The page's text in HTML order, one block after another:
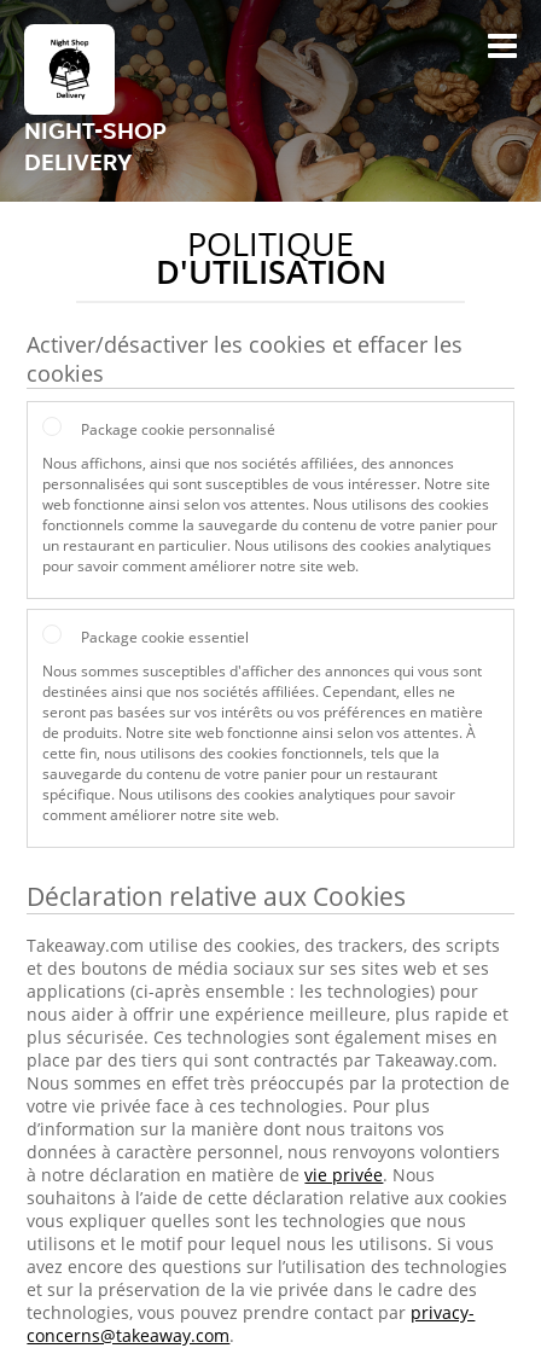
NIGHT-SHOP
DELIVERY
POLITIQUE
D'UTILISATION
Activer/désactiver les cookies et effacer les
cookies
Package cookie personnalisé
Nous affichons, ainsi que nos sociétés affiliées, des annonces
personnalisées qui sont susceptibles de vous intéresser. Notre site
web fonctionne ainsi selon vos attentes. Nous utilisons des cookies
fonctionnels comme la sauvegarde du contenu de votre panier pour
un restaurant en particulier. Nous utilisons des cookies analytiques
pour savoir comment améliorer notre site web.
Package cookie essentiel
Nous sommes susceptibles d'afficher des annonces qui vous sont
destinées ainsi que nos sociétés affiliées. Cependant, elles ne
seront pas basées sur vos intérêts ou vos préférences en matière
de produits. Notre site web fonctionne ainsi selon vos attentes. À
cette fin, nous utilisons des cookies fonctionnels, tels que la
sauvegarde du contenu de votre panier pour un restaurant
spécifique. Nous utilisons des cookies analytiques pour savoir
comment améliorer notre site web.
Déclaration relative aux Cookies
Takeaway.com utilise des cookies, des trackers, des scripts
et des boutons de média sociaux sur ses sites web et ses
applications (ci-après ensemble : les technologies) pour
nous aider à offrir une expérience meilleure, plus rapide et
plus sécurisée. Ces technologies sont également mises en
place par des tiers qui sont contractés par Takeaway.com.
Nous sommes en effet très préoccupés par la protection de
votre vie privée face à ces technologies. Pour plus
d’information sur la manière dont nous traitons vos
données à caractère personnel, nous renvoyons volontiers
à notre déclaration en matière devie privée. Nous
souhaitons à l’aide de cette déclaration relative aux cookies
vous expliquer quelles sont les technologies que nous
utilisons et le motif pour lequel nous les utilisons. Si vous
avez encore des questions sur l’utilisation des technologies
et sur la préservation de la vie privée dans le cadre des
technologies, vous pouvez prendre contact par privacy-
concerns@takeaway.com.